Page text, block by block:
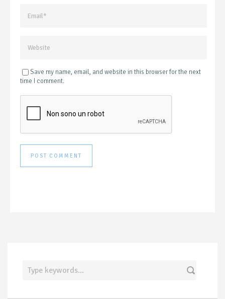
Save my name, email, and website in this browser for the next
time I comment.